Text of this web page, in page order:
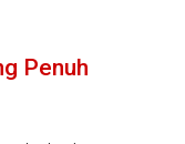
Penuh